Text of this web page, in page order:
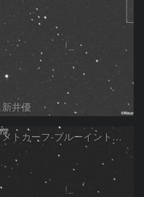
新井優
メトカーフ-ブルーイントン彗星(97P)：2021/10/29